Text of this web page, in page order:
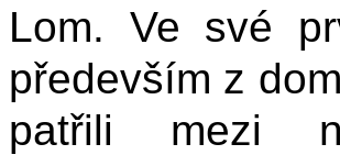
Lom. Ve své
především z
patřili mezi